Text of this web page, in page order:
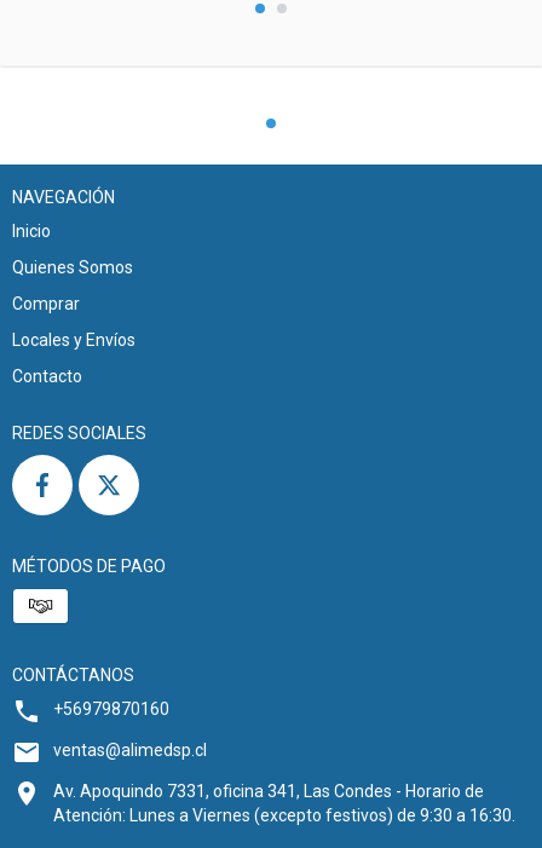
NAVEGACIÓN
Inicio
Quienes Somos
Comprar
Locales y Envíos
Contacto
REDES SOCIALES
MÉTODOS DE PAGO
CONTÁCTANOS
+56979870160
ventas@alimedsp.cl
Av. Apoquindo 7331, oficina 341, Las Condes - Horario de
Atención: Lunes a Viernes (excepto festivos) de 9:30 a 16:30.